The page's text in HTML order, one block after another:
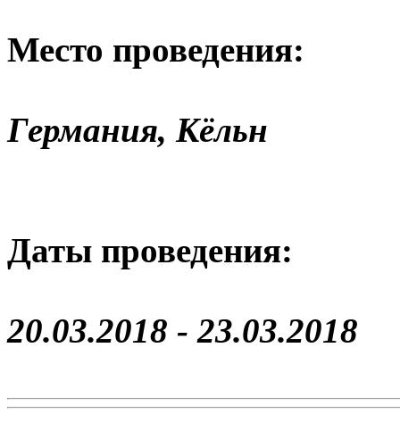
Место проведения:
Германия, Кёльн
Даты проведения:
20.03.2018 - 23.03.2018